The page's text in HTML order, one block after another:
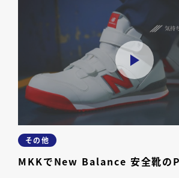
その他
MKKでNew Balance 安全靴の